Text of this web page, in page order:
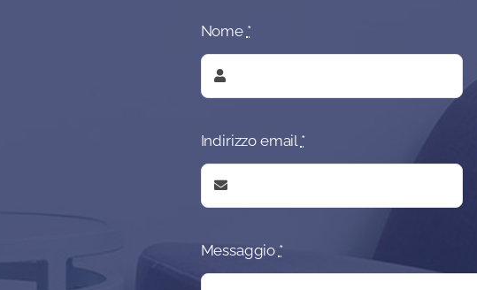
Nome *
Indirizzo email *
Messaggio *